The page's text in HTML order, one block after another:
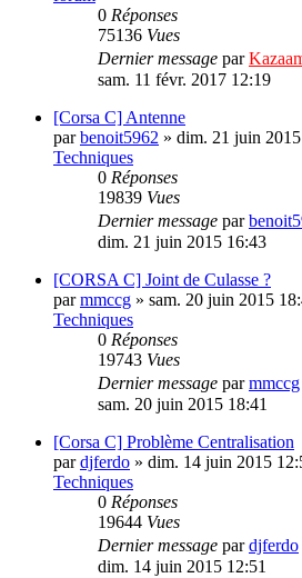
0 Réponses
75136 Vues
Dernier message par
sam. 11 févr. 2017 12:19
[Corsa C] Antenne
parbenoit5962 » dim. 21 juin
Techniques
0 Réponses
19839 Vues
Dernier message par
dim. 21 juin 2015 16:43
[CORSA C] Joint de Culasse ?
parmmccg » sam. 20 juin 2015
Techniques
0 Réponses
19743 Vues
Dernier message parmmccg
sam. 20 juin 2015 18:41
[Corsa C] Problème Centralisation
pardjferdo » dim. 14 juin 2015
Techniques
0 Réponses
19644 Vues
Dernier message pardjferdo
dim. 14 juin 2015 12:51